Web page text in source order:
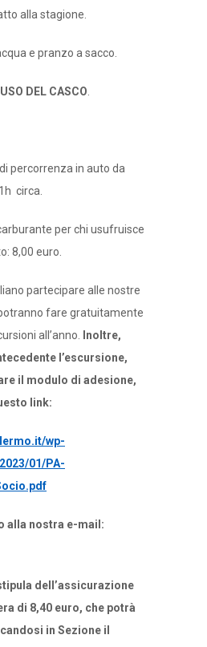
alla stagione.
e pranzo a sacco.
DEL CASCO
percorrenza in auto da
circa.
per chi usufruisce
8,00 euro.
partecipare alle nostre
fare gratuitamente
all’anno.
Inoltre,
l’escursione,
il modulo di adesione,
link:
wp-
01/PA-
alla nostra e-mail:
dell’assicurazione
di 8,40 euro, che potrà
in Sezione il